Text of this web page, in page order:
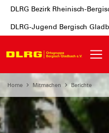
DLRG Bezirk Rheinisch-
DLRG-Jugend Bergisch
Home Mitmachen Berichte